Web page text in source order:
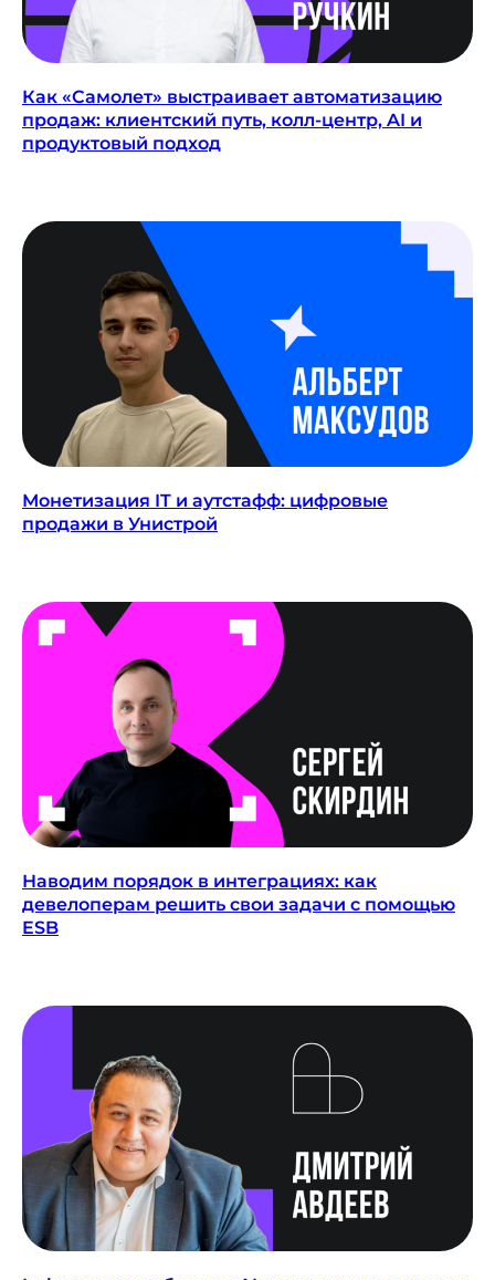
Как «Самолет» выстраивает автоматизацию
продаж: клиентский путь, колл-центр, AI и
продуктовый подход
Монетизация IT и аутстафф: цифровые
продажи в Унистрой
Наводим порядок в интеграциях: как
девелоперам решить свои задачи с помощью
ESB
Согласие на осуществление рекламной
рассылки
Оферта
Согласие на обработку персональных данных
Политика конфиденциальности
© ООО «Цифровые медиаресурсы»,
г. Екатеринбург, ул. Малышева, стр. 53
Связаться с нами:
ВКОНТАКТЕ
MAX
ПОДКАСТЫ
TELEGRAM
главный эксперт проекта
БОТ В ТЕЛЕГРАМЕ